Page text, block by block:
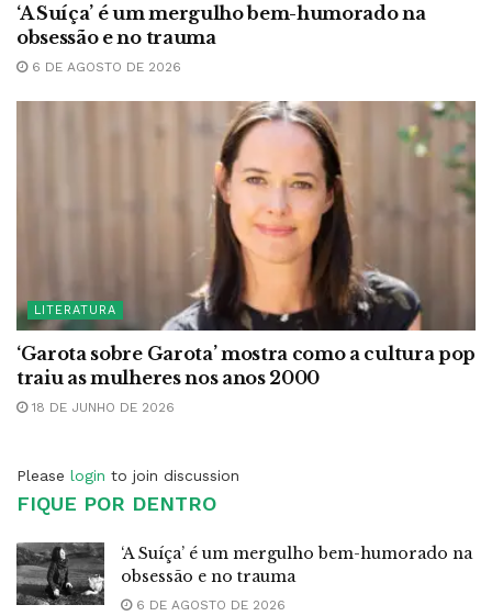
‘A Suíça’ é um mergulho bem-humorado na
obsessão e no trauma
6 DE AGOSTO DE 2026
LITERATURA
‘Garota sobre Garota’ mostra como a cultura pop
traiu as mulheres nos anos 2000
18 DE JUNHO DE 2026
Please login to join discussion
FIQUE POR DENTRO
‘A Suíça’ é um mergulho bem-humorado na
obsessão e no trauma
6 DE AGOSTO DE 2026